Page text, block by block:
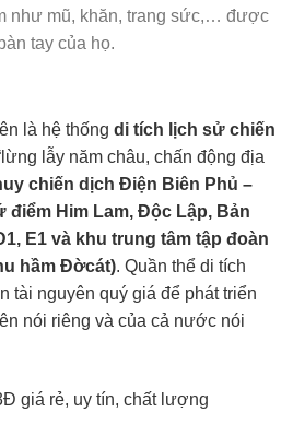
như mũ, khăn, trang sức,… được
tay của họ.
là hệ thống di tích lịch sử chiến
lẫy năm châu, chấn động địa
chiến dịch Điện Biên Phủ –
điểm Him Lam, Độc Lập, Bản
E1 và khu trung tâm tập đoàn
hầm Đờcát). Quần thể di tích
tài nguyên quý giá để phát triển
nói riêng và của cả nước nói